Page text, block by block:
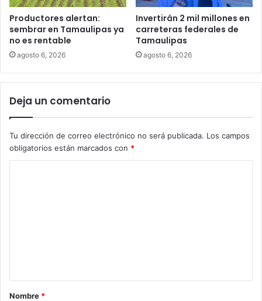
Productores alertan:
sembrar en Tamaulipas ya
no es rentable
agosto 6, 2026
Invertirán 2 mil millones en
carreteras federales de
Tamaulipas
agosto 6, 2026
Deja un comentario
Tu dirección de correo electrónico no será publicada. Los campos
obligatorios están marcados con *
rNombre *